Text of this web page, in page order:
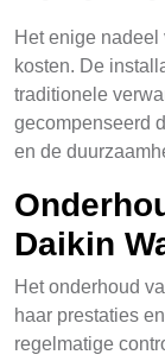
Het enige
kosten. De
traditionele
gecompenseerd
en de
Daikin
Het onderhoud
haar prestaties
regelmatige